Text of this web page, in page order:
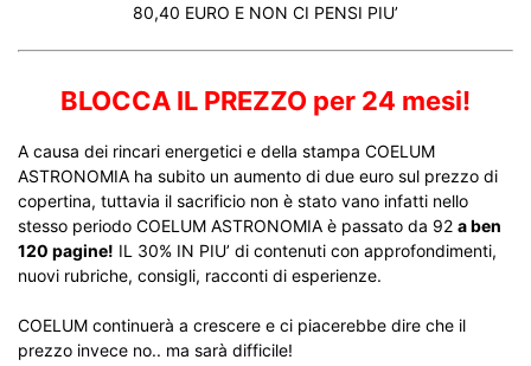
80,40 EURO E NON CI PENSI PIU’
BLOCCA IL PREZZO per 24 mesi!
A causa dei rincari energetici e della stampa COELUM
ASTRONOMIA ha subito un aumento di due euro sul prezzo di
copertina, tuttavia il sacrificio non è stato vano infatti nello
stesso periodo COELUM ASTRONOMIA è passato da 92 a ben
120 pagine! IL 30% IN PIU’ di contenuti con approfondimenti,
nuovi rubriche, consigli, racconti di esperienze.
COELUM continuerà a crescere e ci piacerebbe dire che il
prezzo invece no.. ma sarà difficile!